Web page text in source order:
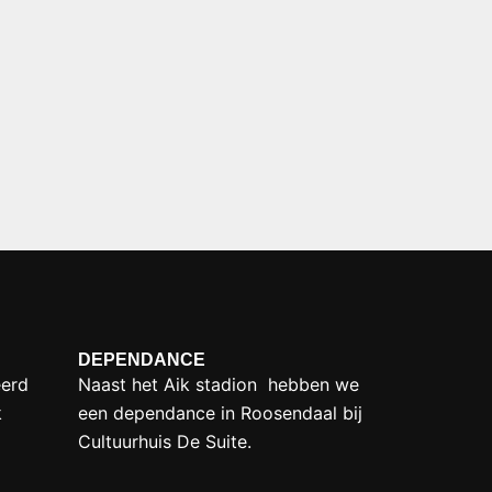
DEPENDANCE
Naast het Aik stadion hebben we
een dependance in Roosendaal bij
Cultuurhuis De Suite.